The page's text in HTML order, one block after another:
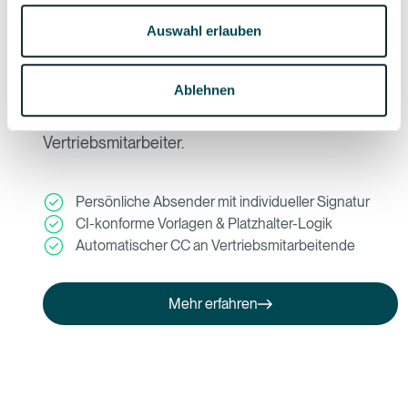
Auswahl erlauben
Ablehnen
Jede Einladung ist automatisch abgestimmt auf
die Sprache des Gasts, den jeweiligen Eventtyp
und die Beziehung zwischen Gast und
Vertriebsmitarbeiter.
Persönliche Absender mit individueller Signatur
CI-konforme Vorlagen & Platzhalter-Logik
Automatischer CC an Vertriebsmitarbeitende
Mehr erfahren